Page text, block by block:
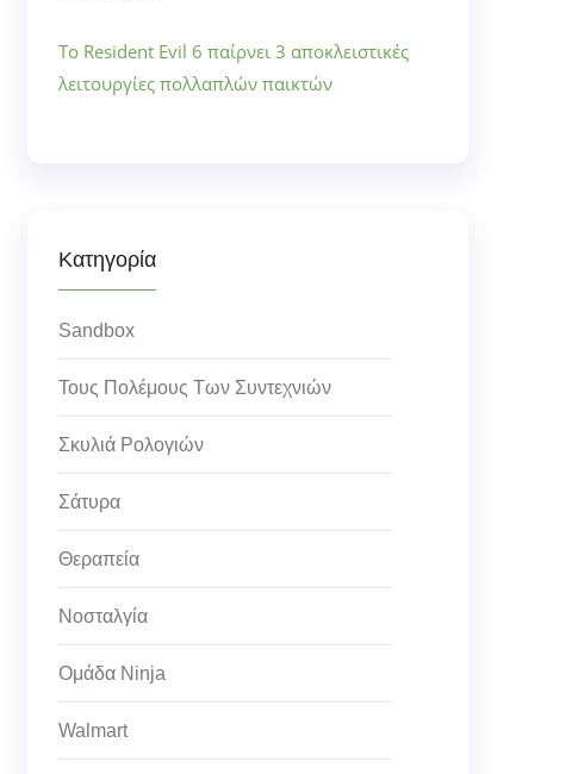
Το Resident Evil 6 παίρνει 3 αποκλειστικές
λειτουργίες πολλαπλών παικτών
Κατηγορία
Sandbox
Τους Πολέμους Των Συντεχνιών
Σκυλιά Ρολογιών
Σάτυρα
Θεραπεία
Νοσταλγία
Ομάδα Ninja
Walmart